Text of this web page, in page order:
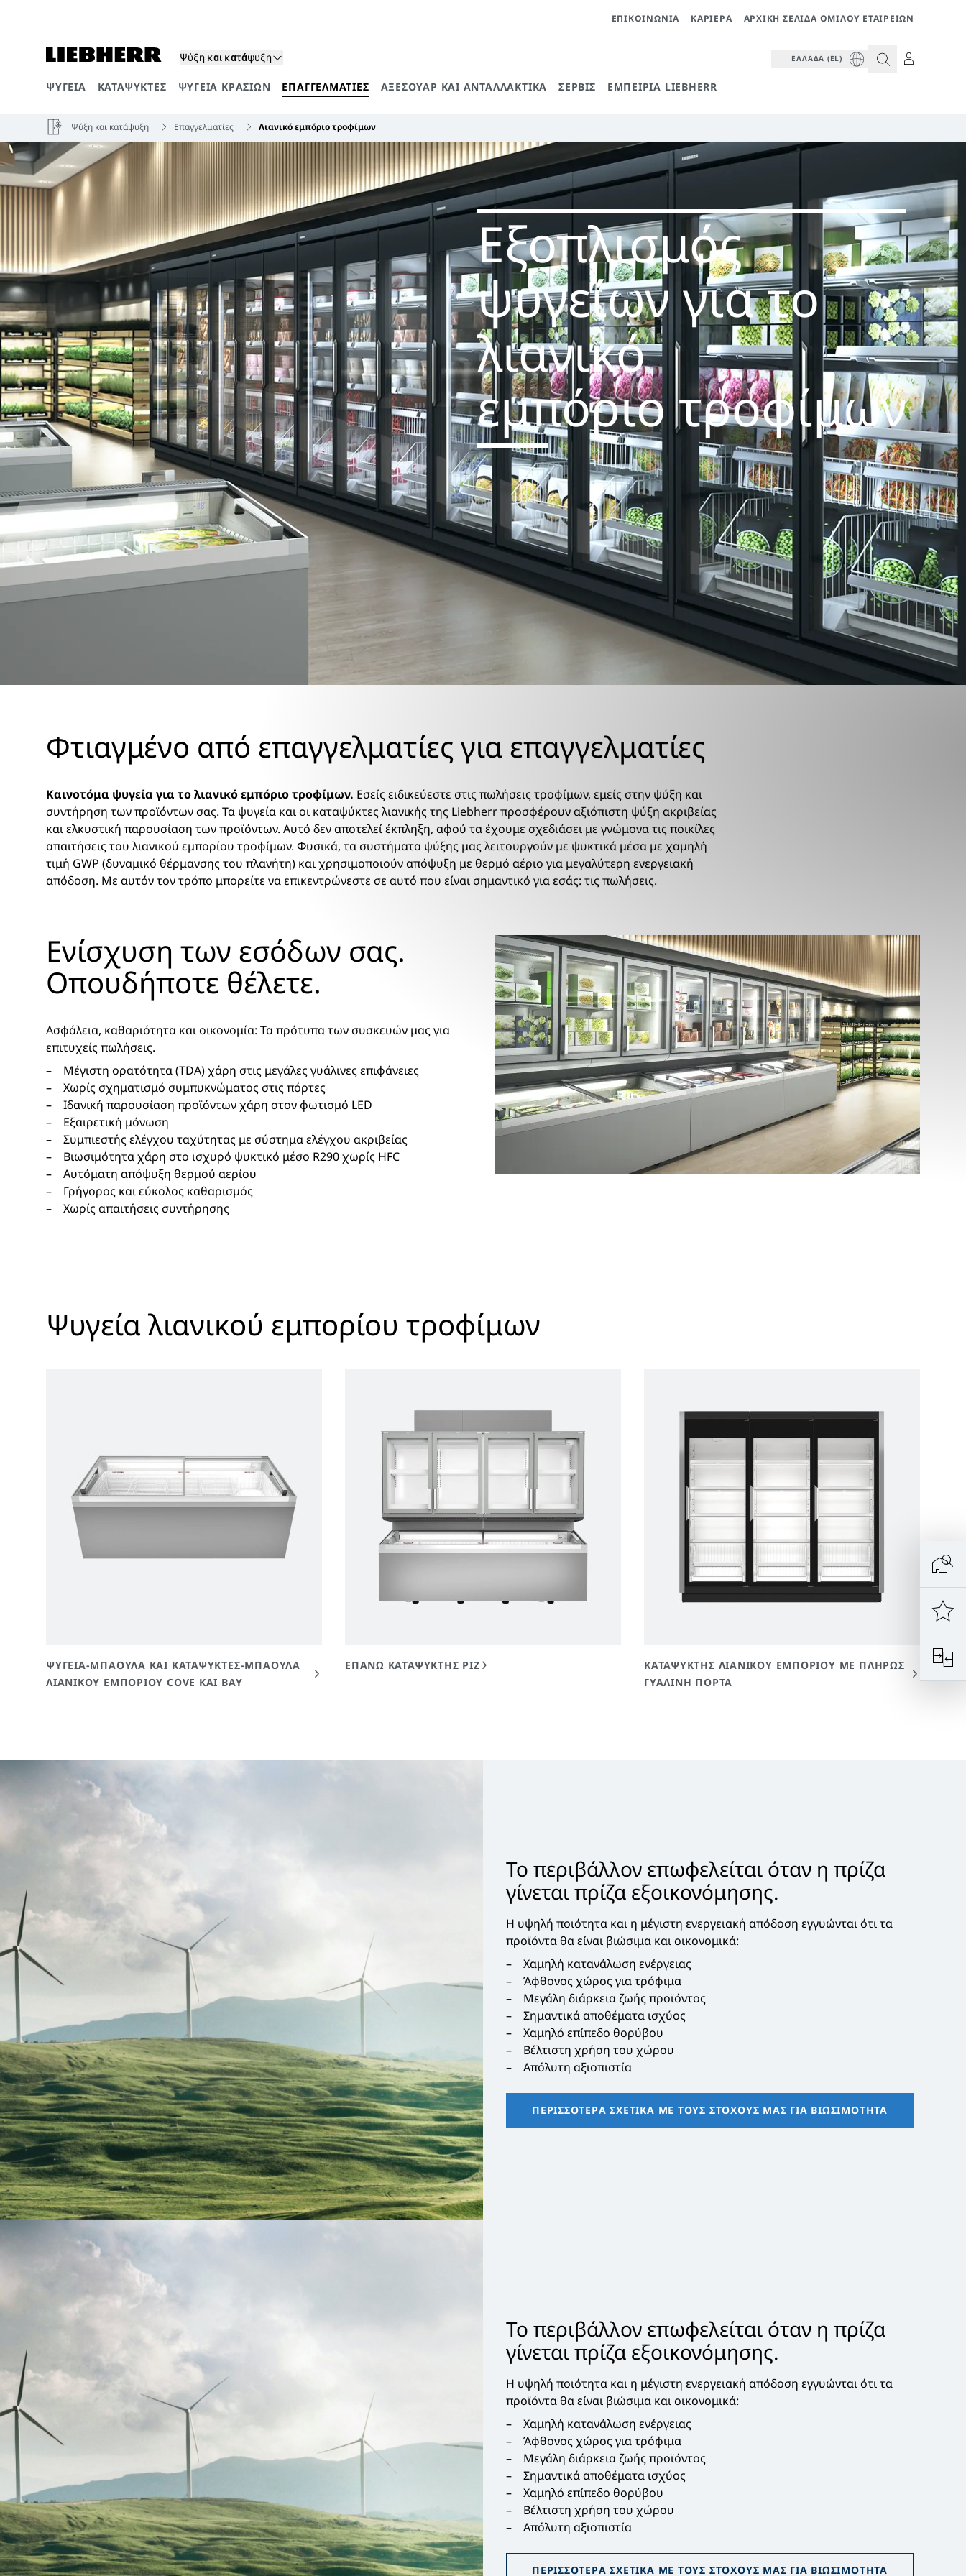
Ψύξη και κατάψυξη
ΨΥΓΕΊΑ ΚΑΤΑΨΎΚΤΕΣ ΨΥΓΕΊΑ ΚΡΑΣΙΏΝ ΕΠΑΓΓΕΛΜΑΤΊΕΣ ΑΞΕΣΟΥΆΡ ΚΑΙ ΑΝΤΑΛΛΑΚΤΙΚΆ ΣΈΡΒΙΣ ΕΜΠΕΙΡΊΑ LIEBHERR
ΑΡΧΙΚΉ ΣΕΛΊΔΑ ΟΜΊΛΟΥ ΕΤΑΙΡΕΙΏΝ
ΚΑΡΙΈΡΑ
ΕΠΙΚΟΙΝΩΝΊΑ
ΕΛΛΆΔΑ (EL)
Ψύξη και κατάψυξη Επαγγελματίες Λιανικό εμπόριο τροφίμων
Εξοπλισμός
ψυγείων για το
λιανικό
εμπόριο τροφίμων
Φτιαγμένο από επαγγελματίες για επαγγελματίες
Καινοτόμα ψυγεία για το λιανικό εμπόριο τροφίμων. Εσείς ειδικεύεστε στις πωλήσεις τροφίμων, εμείς στην ψύξη και
συντήρηση των προϊόντων σας. Τα ψυγεία και οι καταψύκτες λιανικής της Liebherr προσφέρουν αξιόπιστη ψύξη ακριβείας
και ελκυστική παρουσίαση των προϊόντων. Αυτό δεν αποτελεί έκπληξη, αφού τα έχουμε σχεδιάσει με γνώμονα τις ποικίλες
απαιτήσεις του λιανικού εμπορίου τροφίμων. Φυσικά, τα συστήματα ψύξης μας λειτουργούν με ψυκτικά μέσα με χαμηλή
τιμή GWP (δυναμικό θέρμανσης του πλανήτη) και χρησιμοποιούν απόψυξη με θερμό αέριο για μεγαλύτερη ενεργειακή
απόδοση. Με αυτόν τον τρόπο μπορείτε να επικεντρώνεστε σε αυτό που είναι σημαντικό για εσάς: τις πωλήσεις.
Ενίσχυση των εσόδων σας.
Οπουδήποτε θέλετε.
Ασφάλεια, καθαριότητα και οικονομία: Τα πρότυπα των συσκευών μας για
επιτυχείς πωλήσεις.
Μέγιστη ορατότητα (TDA) χάρη στις μεγάλες γυάλινες επιφάνειες
Χωρίς σχηματισμό συμπυκνώματος στις πόρτες
Ιδανική παρουσίαση προϊόντων χάρη στον φωτισμό LED
Εξαιρετική μόνωση
Συμπιεστής ελέγχου ταχύτητας με σύστημα ελέγχου ακριβείας
Βιωσιμότητα χάρη στο ισχυρό ψυκτικό μέσο R290 χωρίς HFC
Αυτόματη απόψυξη θερμού αερίου
Γρήγορος και εύκολος καθαρισμός
Χωρίς απαιτήσεις συντήρησης
Ψυγεία λιανικού εμπορίου τροφίμων
Το περιβάλλον επωφελείται όταν η πρίζα
γίνεται πρίζα εξοικονόμησης.
Η υψηλή ποιότητα και η μέγιστη ενεργειακή απόδοση εγγυώνται ότι τα
προϊόντα θα είναι βιώσιμα και οικονομικά:
Χαμηλή κατανάλωση ενέργειας
Άφθονος χώρος για τρόφιμα
Μεγάλη διάρκεια ζωής προϊόντος
Σημαντικά αποθέματα ισχύος
Χαμηλό επίπεδο θορύβου
Βέλτιστη χρήση του χώρου
Απόλυτη αξιοπιστία
Το περιβάλλον επωφελείται όταν η πρίζα
γίνεται πρίζα εξοικονόμησης.
Η υψηλή ποιότητα και η μέγιστη ενεργειακή απόδοση εγγυώνται ότι τα
προϊόντα θα είναι βιώσιμα και οικονομικά:
Χαμηλή κατανάλωση ενέργειας
Άφθονος χώρος για τρόφιμα
Μεγάλη διάρκεια ζωής προϊόντος
Σημαντικά αποθέματα ισχύος
Χαμηλό επίπεδο θορύβου
Βέλτιστη χρήση του χώρου
Απόλυτη αξιοπιστία